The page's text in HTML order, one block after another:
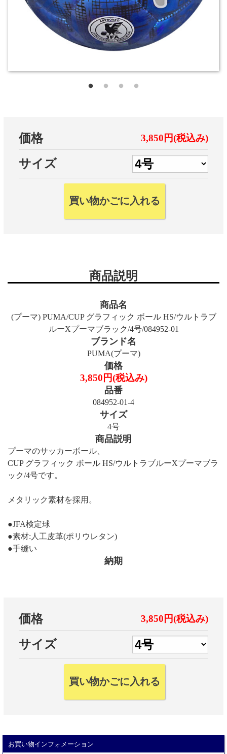
価格 3,850円(税込み)
サイズ
商品説明
商品名
(プーマ) PUMA/CUP グラフィック ボール HS/ウルトラブ
ルーXプーマブラック/4号/084952-01
ブランド名
PUMA(プーマ)
価格
3,850円(税込み)
品番
084952-01-4
サイズ
4号
商品説明
プーマのサッカーボール、
CUP グラフィック ボール HS/ウルトラブルーXプーマブラ
ック/4号です。
メタリック素材を採用。
●JFA検定球
●素材:人工皮革(ポリウレタン)
●手縫い
納期
価格 3,850円(税込み)
サイズ
お買い物インフォメーション